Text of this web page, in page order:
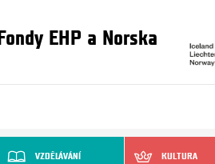
Fondy EHP a Norska
VZDĚLÁVÁNÍ KULTURA